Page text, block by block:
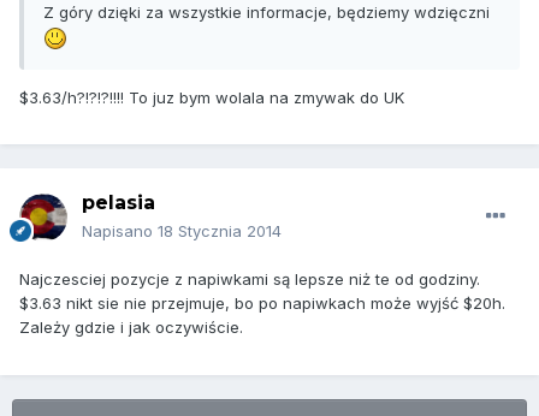
Z góry dzięki za wszystkie informacje, będziemy wdzięczni
$3.63/h?!?!?!!!! To juz bym wolala na zmywak do UK
pelasia
Napisano 18 Stycznia 2014
Najczesciej pozycje z napiwkami są lepsze niż te od godziny.
$3.63 nikt sie nie przejmuje, bo po napiwkach może wyjść $20h.
Zależy gdzie i jak oczywiście.